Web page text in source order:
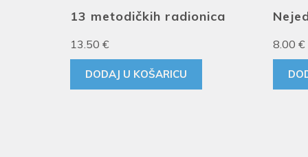
13 metodičkih radionica
13.50 €
DODAJ U KOŠARICU
8.00 €